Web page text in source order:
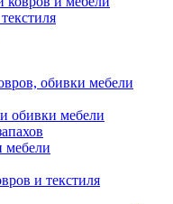
обивки мебели
обивки мебели
мебели
и текстиля